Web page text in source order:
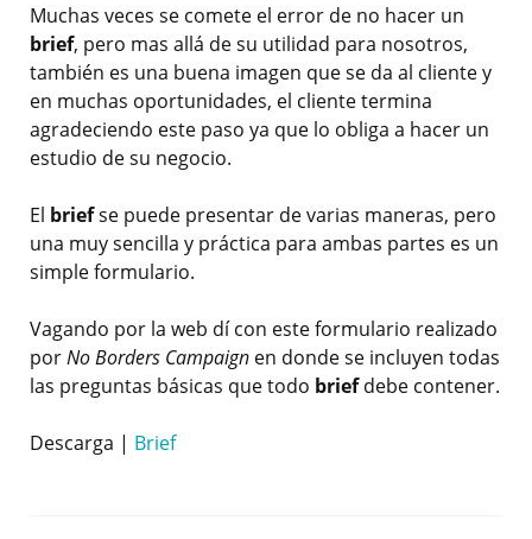
Muchas veces se comete el error de no hacer un
brief, pero mas allá de su utilidad para nosotros,
también es una buena imagen que se da al cliente y
en muchas oportunidades, el cliente termina
agradeciendo este paso ya que lo obliga a hacer un
estudio de su negocio.
El briefse puede presentar de varias maneras, pero
una muy sencilla y práctica para ambas partes es un
simple formulario.
Vagando por la web dí con este formulario realizado
porNo Borders Campaign en donde se incluyen todas
las preguntas básicas que todo briefdebe contener.
Descarga | Brief